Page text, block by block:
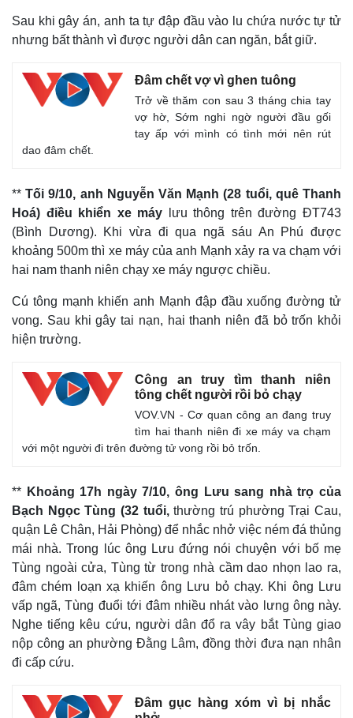
Sau khi gây án, anh ta tự đập đầu vào lu chứa nước tự tử
nhưng bất thành vì được người dân can ngăn, bắt giữ.
Đâm chết vợ vì ghen tuông
Trở về thăm con sau 3 tháng chia tay
vợ hờ, Sớm nghi ngờ người đầu gối
tay ấp với mình có tình mới nên rút
dao đâm chết.
**Tối 9/10, anh Nguyễn Văn Mạnh (28 tuổi, quê Thanh
Hoá) điều khiển xe máy lưu thông trên đường ĐT743
(Bình Dương). Khi vừa đi qua ngã sáu An Phú được
khoảng 500m thì xe máy của anh Mạnh xảy ra va chạm với
hai nam thanh niên chạy xe máy ngược chiều.
Cú tông mạnh khiến anh Mạnh đập đầu xuống đường tử
vong. Sau khi gây tai nạn, hai thanh niên đã bỏ trốn khỏi
hiện trường.
Công an truy tìm thanh niên
tông chết người rồi bỏ chạy
VOV.VN - Cơ quan công an đang truy
tìm hai thanh niên đi xe máy va chạm
với một người đi trên đường tử vong rồi bỏ trốn.
** Khoảng 17h ngày 7/10, ông Lưu sang nhà trọ của
Bạch Ngọc Tùng (32 tuổi,thường trú phường Trại Cau,
quận Lê Chân, Hải Phòng) để nhắc nhở việc ném đá thủng
mái nhà. Trong lúc ông Lưu đứng nói chuyện với bố mẹ
Tùng ngoài cửa, Tùng từ trong nhà cầm dao nhọn lao ra,
đâm chém loạn xạ khiến ông Lưu bỏ chạy. Khi ông Lưu
vấp ngã, Tùng đuổi tới đâm nhiều nhát vào lưng ông này.
Nghe tiếng kêu cứu, người dân đổ ra vây bắt Tùng giao
nộp công an phường Đằng Lâm, đồng thời đưa nạn nhân
đi cấp cứu.
Đâm gục hàng xóm vì bị nhắc